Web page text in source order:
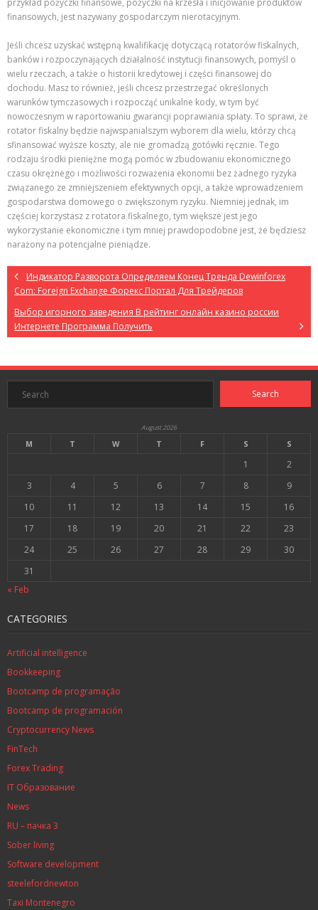
przykład pożyczki finansowe, pożyczki na krzesła i inicjowanie produktów
finansowych, jest nazywany gospodarczym nierotacyjnym.
Jeśli chcesz uzyskać wstępną kwalifikację dotyczącą rotatorów fiskalnych,
banków i rozpoczynających działalność instytucji finansowych, pomyśl o
wielu rzeczach, a także o historii kredytowej i części finansowej do
dochodu. Masz to również, jeśli chcesz przestrzegać określonych
warunków tymczasowych i rozpocząć unikalne kody, w tym być
nowoczesnym w raportowaniu gwarancji poprawiania spłaty. To sprawi, że
rotator fiskalny będzie najwspanialszym wyborem dla wielu, którzy chcą
sfinansować wyższe koszty, ale nie gromadzą gotówki ręcznie. Tego
rodzaju środki pieniężne mogą pomóc w zbudowaniu ekonomicznego
czasu okrężnego i możliwości rozważenia ekonomii bez żadnego ryzyka
związanego ze zmniejszeniem efektywnych opcji, a także wprowadzeniem
gospodarstwa domowego o zwiększonym ryzyku. Niemniej jednak, im
częściej korzystasz z rotatora fiskalnego, tym większe jest jego
wykorzystanie ekonomiczne i tym mniej prawdopodobne jest, że będziesz
narażony na potencjalne pieniądze.
Индикатор Разворота Определяем Конец Тренда Dewinforex
Com: Foreign Exchange Форекс Портал Для Трейдеров
Выбор игорного заведения В рейтинг онлайн казино россии
Интернете Программа Получить
August 2026
M T W T F S S
1
2
3
4 5 6 7 8
9
10
11 12 13 14 15
16
17
18 19 20 21 22
23
24
25 26 27 28 29
30
31
« Feb
CATEGORIES
Artificial intelligence
Bookkeeping
Bootcamp de programação
Bootcamp de programación
Cryptocurrency News
FinTech
Forex Trading
IT Образование
News
RU – пачка 3
Sober living
Software development
steelefordnewton
Taxi Montenegro